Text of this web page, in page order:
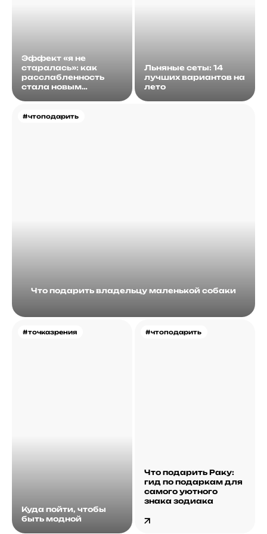
Эффект «я не
старалась»: как
расслабленность
стала новым
#чтоподарить
Что подарить владельцу маленькой собаки
Льняные сеты: 14
лучших вариантов на
лето
#точказрения
Куда пойти, чтобы
быть модной
#чтоподарить
Что подарить Раку:
гид по подаркам для
самого уютного
знака зодиака